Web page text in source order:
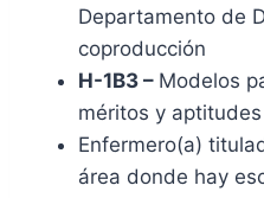
Departamento de
coproducción
H-1B3 – Modelos
méritos y
Enfermero(a)
área donde hay